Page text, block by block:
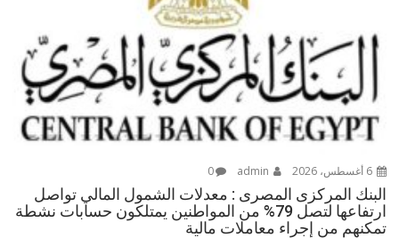
6 أغسطس، 2026 0
البنك المركزى المصرى : معدلات الشمول المالي تواصل
ارتفاعها لتصل 79% من المواطنين يمتلكون حسابات نشطة
تمكنهم من إجراء معاملات مالية